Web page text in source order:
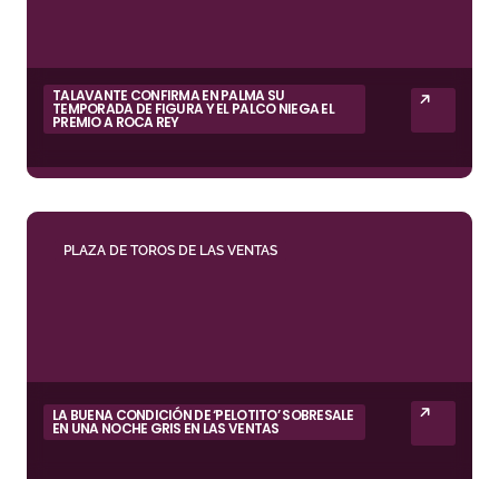
TALAVANTE CONFIRMA EN PALMA SU
TEMPORADA DE FIGURA Y EL PALCO NIEGA EL
PREMIO A ROCA REY
PLAZA DE TOROS DE LAS VENTAS
LA BUENA CONDICIÓN DE ‘PELOTITO’ SOBRESALE
EN UNA NOCHE GRIS EN LAS VENTAS